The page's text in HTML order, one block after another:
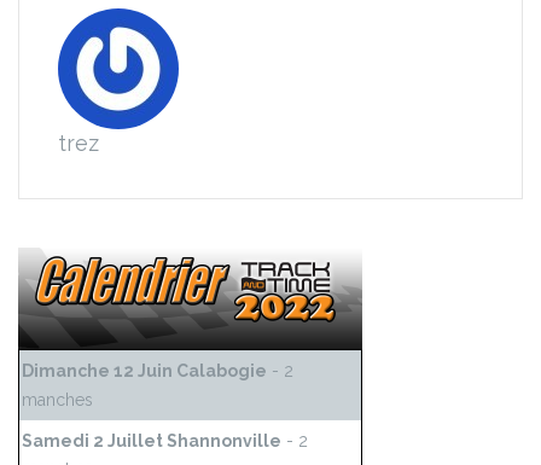
trez
Dimanche 12 Juin Calabogie - 2
manches
Samedi 2 Juillet Shannonville - 2